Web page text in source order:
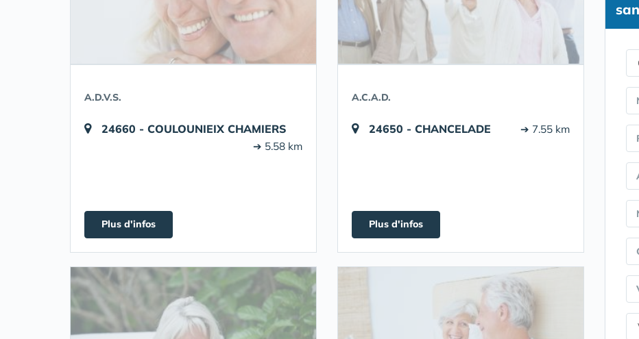
A.D.V.S.
24660 - COULOUNIEIX CHAMIERS
➔ 5.58 km
Plus d'infos
A.C.A.D.
24650 - CHANCELADE ➔ 7.55 km
Plus d'infos